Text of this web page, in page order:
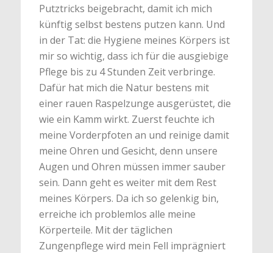
Putztricks beigebracht, damit ich mich
künftig selbst bestens putzen kann. Und
in der Tat: die Hygiene meines Körpers ist
mir so wichtig, dass ich für die ausgiebige
Pflege bis zu 4 Stunden Zeit verbringe.
Dafür hat mich die Natur bestens mit
einer rauen Raspelzunge ausgerüstet, die
wie ein Kamm wirkt. Zuerst feuchte ich
meine Vorderpfoten an und reinige damit
meine Ohren und Gesicht, denn unsere
Augen und Ohren müssen immer sauber
sein. Dann geht es weiter mit dem Rest
meines Körpers. Da ich so gelenkig bin,
erreiche ich problemlos alle meine
Körperteile. Mit der täglichen
Zungenpflege wird mein Fell imprägniert